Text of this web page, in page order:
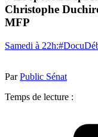
Christophe
MFP
Samedi à
ParPublic Sénat
Temps de lecture :